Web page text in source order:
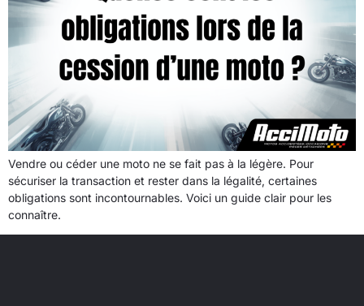
Vendre ou céder une moto ne se fait pas à la légère. Pour
sécuriser la transaction et rester dans la légalité, certaines
obligations sont incontournables. Voici un guide clair pour les
connaître.